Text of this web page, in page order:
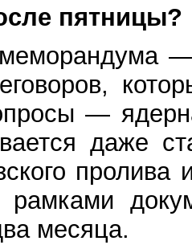
пятницы?
—
даже
рамками
месяца.